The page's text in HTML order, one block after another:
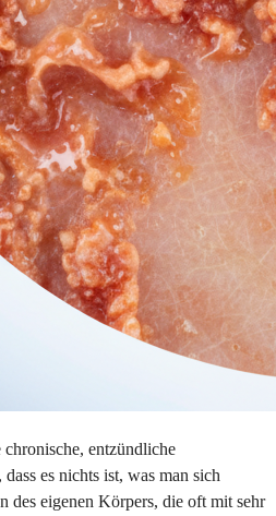
entzündliche
es nichts ist, was man sich
des eigenen Körpers, die oft mit sehr